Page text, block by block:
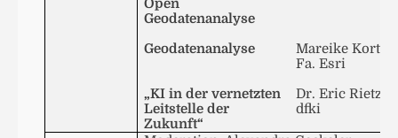
Open
Geodatenanalyse
Geodatenanalyse
Mareike
Fa. Esri
„KI in der vernetzten
Leitstelle der
Zukunft“
Dr. Eric Rietzke
dfki